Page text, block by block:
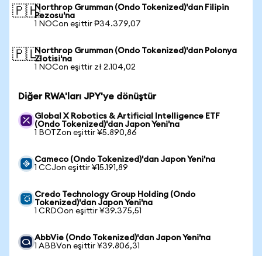
🇵🇭Northrop Grumman (Ondo Tokenized)'dan Filipin
Pezosu'na
1 NOCon eşittir ₱34.379,07
🇵🇱Northrop Grumman (Ondo Tokenized)'dan Polonya
Zlotisi'na
1 NOCon eşittir zł 2.104,02
Diğer RWA'ları JPY'ye dönüştür
Global X Robotics & Artificial Intelligence ETF
(Ondo Tokenized)'dan Japon Yeni'na
1 BOTZon eşittir ¥5.890,86
Cameco (Ondo Tokenized)'dan Japon Yeni'na
1 CCJon eşittir ¥15.191,89
Credo Technology Group Holding (Ondo
Tokenized)'dan Japon Yeni'na
1 CRDOon eşittir ¥39.375,51
AbbVie (Ondo Tokenized)'dan Japon Yeni'na
1 ABBVon eşittir ¥39.806,31